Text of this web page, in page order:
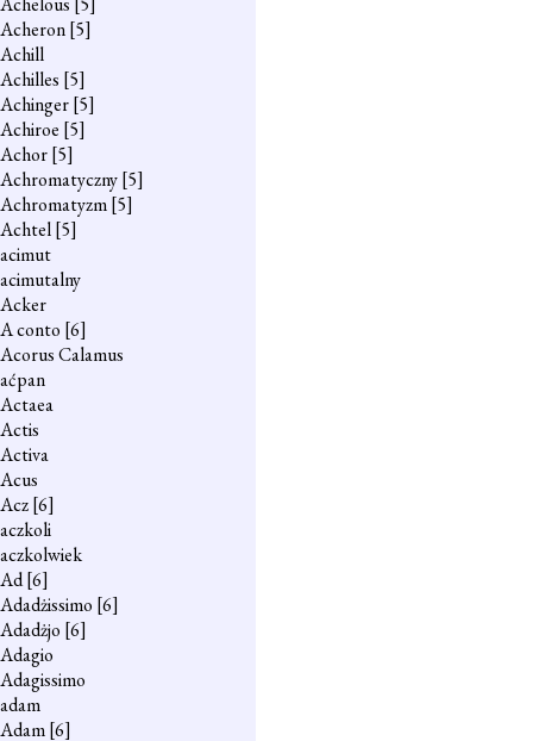
Acheron[5]
Achill
Achilles [5]
Achinger[5]
Achiroe [5]
Achor[5]
Achromatyczny[5]
Achromatyzm[5]
Achtel[5]
acimut
acimutalny
Acker
A conto [6]
Acorus Calamus
aćpan
Actaea
Actis
Activa
Acus
Acz[6]
aczkoli
aczkolwiek
Ad[6]
Adadżissimo [6]
Adadżjo [6]
Adagio
Adagissimo
adam
Adam[6]